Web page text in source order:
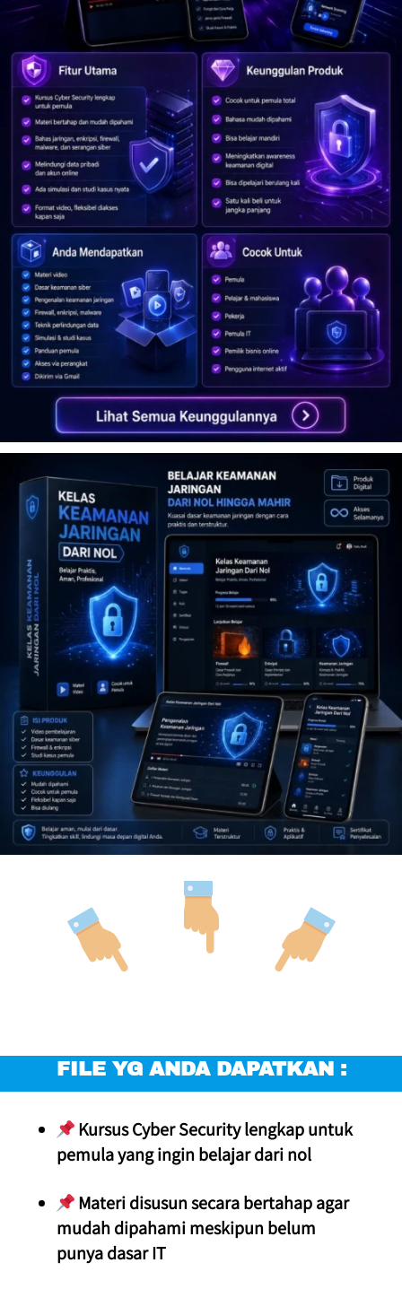
FILE YG ANDA DAPATKAN :
Kursus Cyber Security lengkap untuk
pemula yang ingin belajar dari nol
Materi disusun secara bertahap agar
mudah dipahami meskipun belum
punya dasar IT